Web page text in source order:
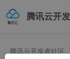
腾讯云开
腾讯云开发者社区